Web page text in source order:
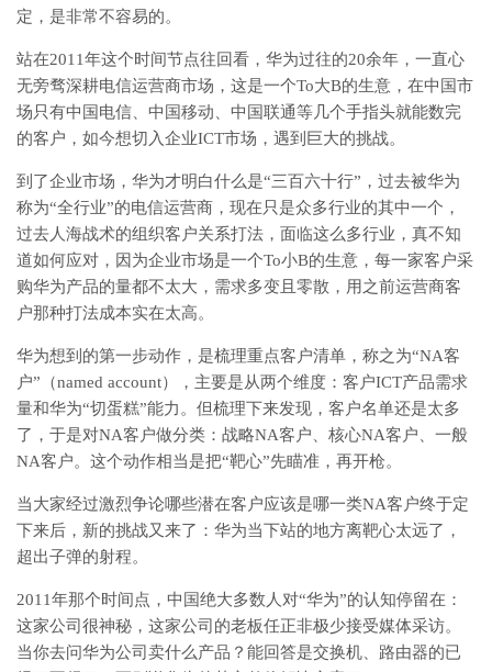
定，是非常不容易的。
站在2011年这个时间节点往回看，华为过往的20余年，一直心
无旁骛深耕电信运营商市场，这是一个To大B的生意，在中国市
场只有中国电信、中国移动、中国联通等几个手指头就能数完
的客户，如今想切入企业ICT市场，遇到巨大的挑战。
到了企业市场，华为才明白什么是“三百六十行”，过去被华为
称为“全行业”的电信运营商，现在只是众多行业的其中一个，
过去人海战术的组织客户关系打法，面临这么多行业，真不知
道如何应对，因为企业市场是一个To小B的生意，每一家客户采
购华为产品的量都不太大，需求多变且零散，用之前运营商客
户那种打法成本实在太高。
华为想到的第一步动作，是梳理重点客户清单，称之为“NA客
户”（named account），主要是从两个维度：客户ICT产品需求
量和华为“切蛋糕”能力。但梳理下来发现，客户名单还是太多
了，于是对NA客户做分类：战略NA客户、核心NA客户、一般
NA客户。这个动作相当是把“靶心”先瞄准，再开枪。
当大家经过激烈争论哪些潜在客户应该是哪一类NA客户终于定
下来后，新的挑战又来了：华为当下站的地方离靶心太远了，
超出子弹的射程。
2011年那个时间点，中国绝大多数人对“华为”的认知停留在：
这家公司很神秘，这家公司的老板任正非极少接受媒体采访。
当你去问华为公司卖什么产品？能回答是交换机、路由器的已